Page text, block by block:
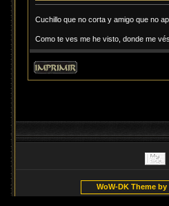
Cuchillo que no corta y amigo que no
Como te ves me he visto, donde me
WoW-DK Theme by